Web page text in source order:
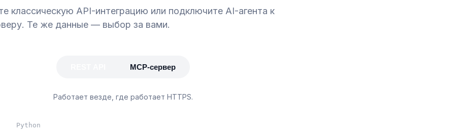
классическую API-интеграцию или подключите AI-агента к
Те же данные — выбор за вами.
MCP-сервер
Работает везде, где работает HTTPS.
Python